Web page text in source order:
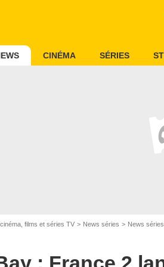
CINÉMA SÉRIES
films et séries TV News séries News